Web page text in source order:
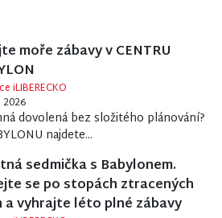
moře zábavy v CENTRU
iLIBERECKO
2026
dovolená bez složitého plánování?
najdete...
sedmička s Babylonem.
se po stopách ztracených
a vyhrajte léto plné zábavy